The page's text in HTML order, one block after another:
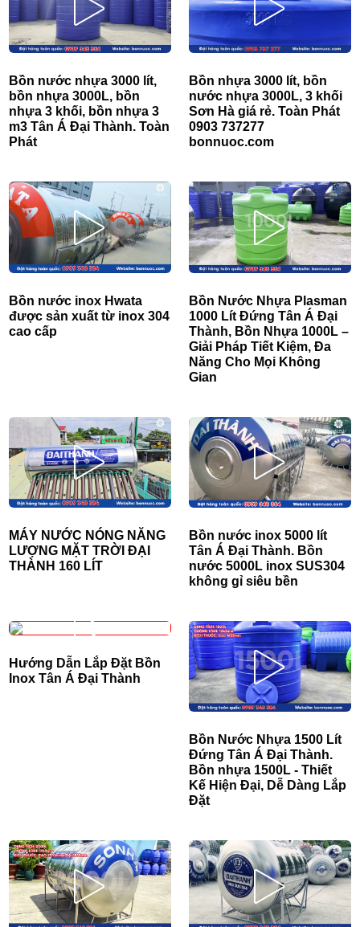
Bồn nước nhựa 3000 lít,
bồn nhựa 3000L, bồn
nhựa 3 khối, bồn nhựa 3
m3 Tân Á Đại Thành. Toàn
Phát
Bồn nhựa 3000 lít, bồn
nước nhựa 3000L, 3 khối
Sơn Hà giá rẻ. Toàn Phát
0903 737277
bonnuoc.com
Bồn nước inox Hwata
được sản xuất từ inox 304
cao cấp
Bồn Nước Nhựa Plasman
1000 Lít Đứng Tân Á Đại
Thành, Bồn Nhựa 1000L –
Giải Pháp Tiết Kiệm, Đa
Năng Cho Mọi Không
Gian
MÁY NƯỚC NÓNG NĂNG
LƯỢNG MẶT TRỜI ĐẠI
THÀNH 160 LÍT
Bồn nước inox 5000 lít
Tân Á Đại Thành. Bồn
nước 5000L inox SUS304
không gỉ siêu bền
Hướng Dẫn Lắp Đặt Bồn
Inox Tân Á Đại Thành
Bồn Nước Nhựa 1500 Lít
Đứng Tân Á Đại Thành.
Bồn nhựa 1500L - Thiết
Kế Hiện Đại, Dễ Dàng Lắp
Đặt